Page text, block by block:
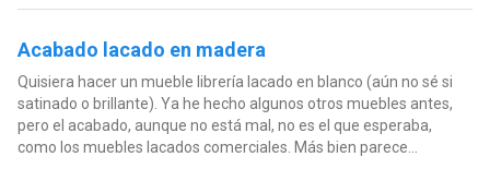
Acabado lacado en madera
Quisiera hacer un mueble librería lacado en blanco (aún no sé si
satinado o brillante). Ya he hecho algunos otros muebles antes,
pero el acabado, aunque no está mal, no es el que esperaba,
como los muebles lacados comerciales. Más bien parece...